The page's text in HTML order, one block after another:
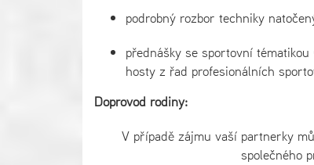
podrobný rozbor techniky
přednášky se sportovní
hosty z řad profesionálních
Doprovod rodiny:
V případě zájmu vaší partnerky
společného